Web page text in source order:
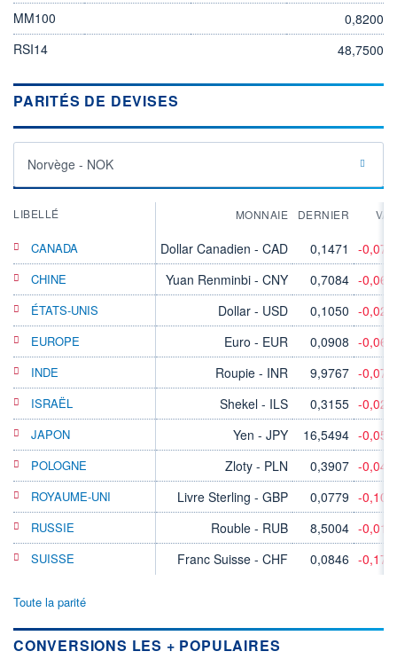
MM100
0,8200
RSI14
48,7500
PARITÉS DE DEVISES
Norvège - NOK
LIBELLÉ MONNAIE DERNIER VAR
CANADA Dollar Canadien - CAD 0,1471 -0,07%
CHINE Yuan Renminbi - CNY 0,7084 -0,06%
ÉTATS-UNIS Dollar - USD 0,1050 -0,02%
EUROPE Euro - EUR 0,0908 -0,06%
INDE Roupie - INR 9,9767 -0,07%
ISRAËL Shekel - ILS 0,3155 -0,02%
JAPON Yen - JPY 16,5494 -0,05%
POLOGNE Zloty - PLN 0,3907 -0,04%
ROYAUME-UNI Livre Sterling - GBP 0,0779 -0,10%
RUSSIE Rouble - RUB 8,5004 -0,01%
SUISSE Franc Suisse - CHF 0,0846 -0,17%
Toute la parité
CONVERSIONS LES + POPULAIRES